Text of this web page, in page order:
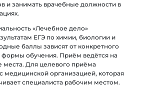
и занимать врачебные должности в
«Лечебное дело»
ЕГЭ по химии, биологии и
баллы зависят от конкретного
формы обучения. Приём ведётся на
Для целевого приёма
медицинской организацией, которая
специалиста рабочим местом.